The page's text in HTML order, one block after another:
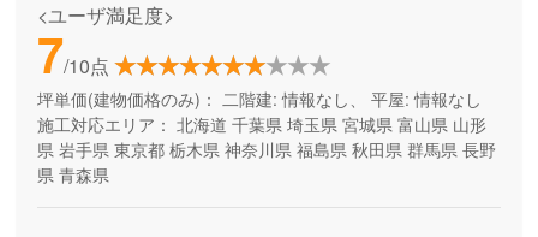
<ユーザ満足度>
7/10点
坪単価(建物価格のみ)： 二階建: 情報なし、 平屋: 情報なし
施工対応エリア： 北海道 千葉県 埼玉県 宮城県 富山県 山形
県 岩手県 東京都 栃木県 神奈川県 福島県 秋田県 群馬県 長野
県 青森県